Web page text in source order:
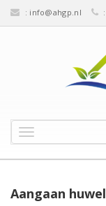
: info@ahgp.nl
Aangaan